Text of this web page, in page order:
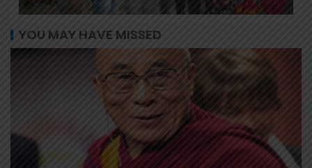
YOU MAY HAVE MISSED